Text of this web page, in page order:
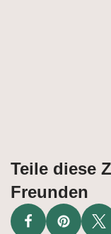
Teile diese
Freunden